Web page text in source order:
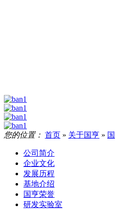
您的位置： 首页 » 关于国亨 »
公司简介
企业文化
发展历程
基地介绍
国亨荣誉
研发实验室